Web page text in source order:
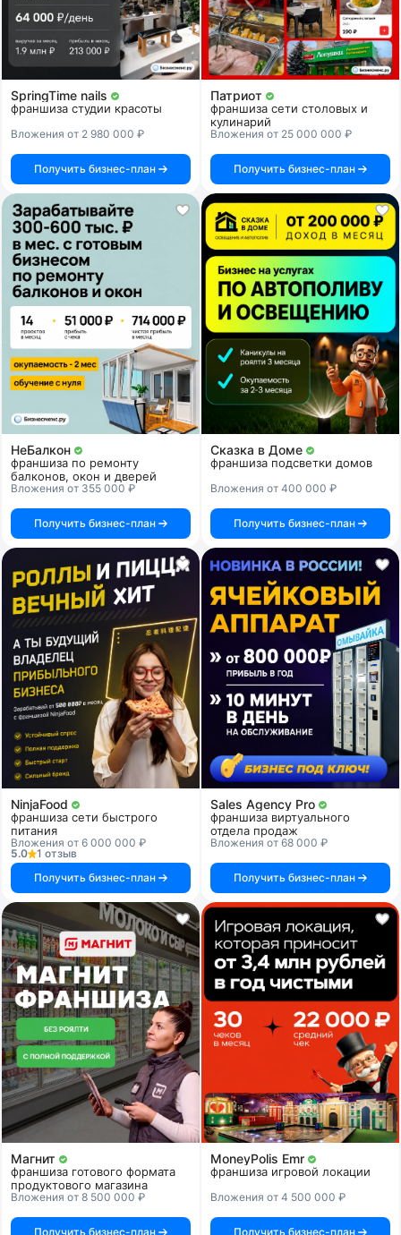
SpringTime nails
франшиза студии красоты
Вложения от 2 980 000 ₽
Получить бизнес-план
Патриот
франшиза сети столовых и
кулинарий
Вложения от 25 000 000 ₽
Получить бизнес-план
НеБалкон
франшиза по ремонту
балконов, окон и дверей
Вложения от 355 000 ₽
Получить бизнес-план
Сказка в Доме
франшиза подсветки домов
Вложения от 400 000 ₽
Получить бизнес-план
NinjaFood
франшиза сети быстрого
питания
Вложения от 6 000 000 ₽
5.0
1 отзыв
Получить бизнес-план
Sales Agency Pro
франшиза виртуального
отдела продаж
Вложения от 68 000 ₽
Получить бизнес-план
Магнит
франшиза готового формата
продуктового магазина
Вложения от 8 500 000 ₽
Получить бизнес-план
MoneyPolis Emr
франшиза игровой локации
Вложения от 4 500 000 ₽
Получить бизнес-план